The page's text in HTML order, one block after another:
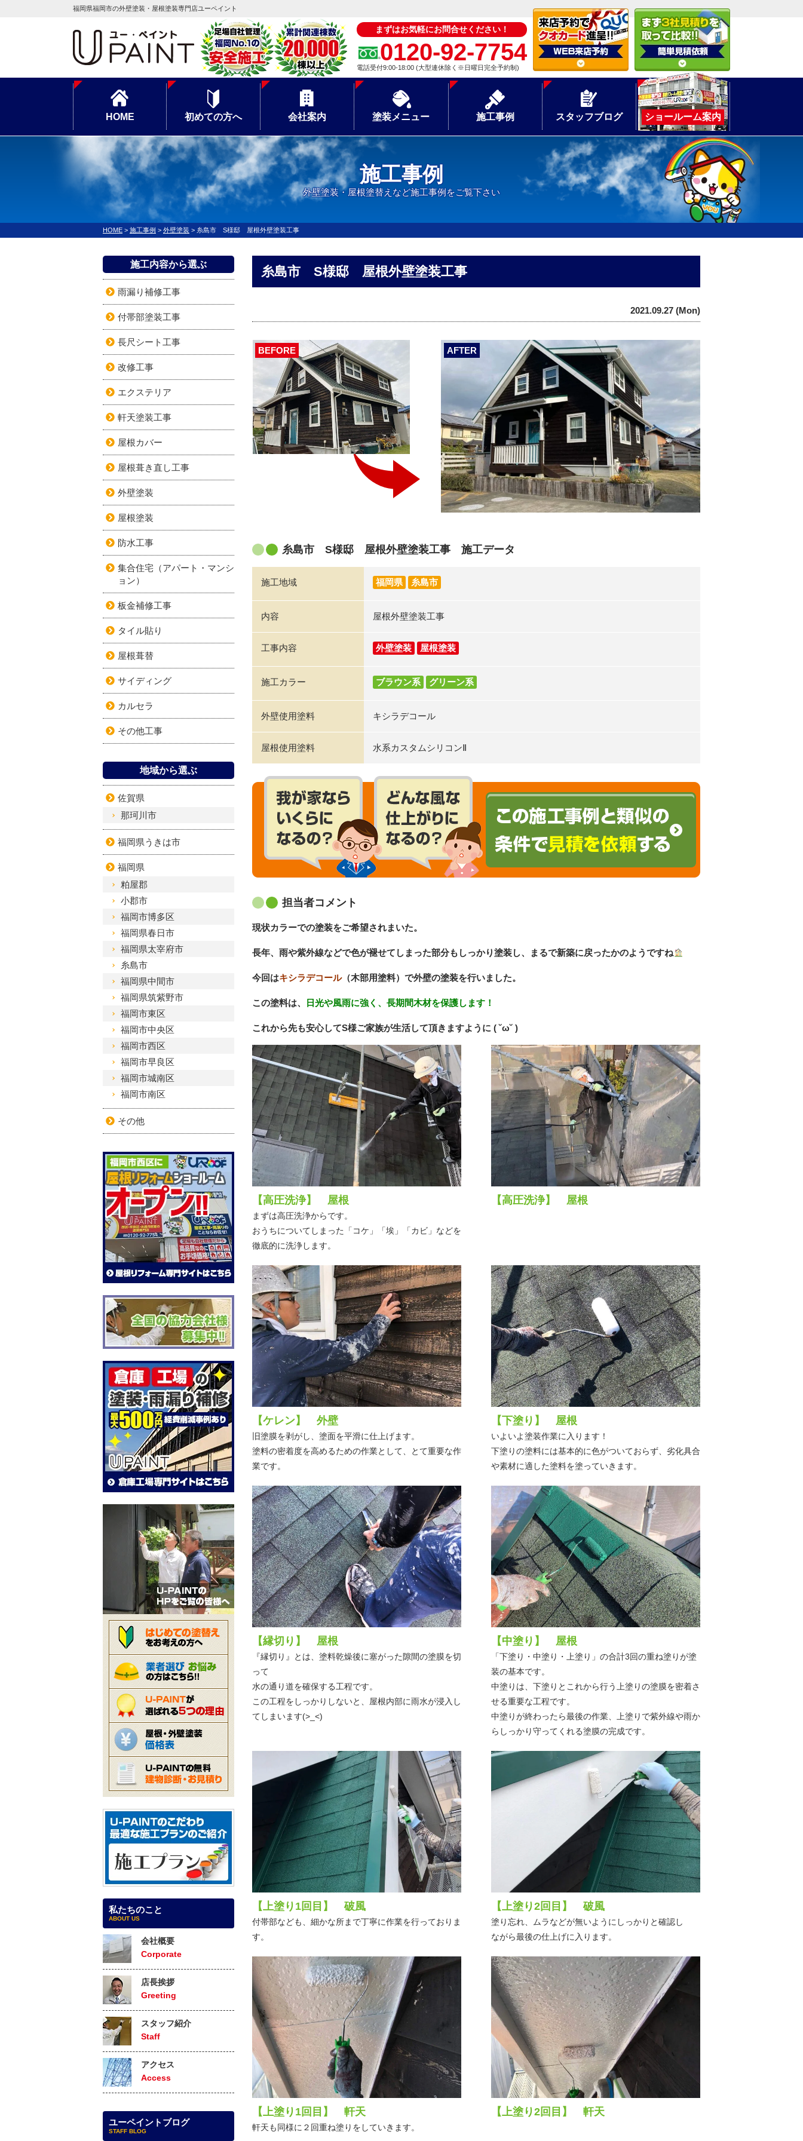
福岡県福岡市の外壁塗装・屋根塗装専門店ユーペイント
まずはお気軽にお問合せください！
0120-92-7754
電話受付9:00-18:00 (大型連休除く※日曜日完全予約制)
HOME 初めての方へ 会社案内 塗装メニュー 施工事例 スタッフブログ ショールーム案内
施工事例
外壁塗装・屋根塗替えなど施工事例をご覧下さい
HOME > 施工事例 > 外壁塗装 > 糸島市 S様邸 屋根外壁塗装工事
糸島市 S様邸 屋根外壁塗装工事
2021.09.27 (Mon)
AFTER
BEFORE
糸島市 S様邸 屋根外壁塗装工事 施工データ
施工地域 福岡県 糸島市
内容 屋根外壁塗装工事
工事内容 外壁塗装 屋根塗装
施工カラー ブラウン系 グリーン系
外壁使用塗料 キシラデコール
屋根使用塗料 水系カスタムシリコンⅡ
担当者コメント
現状カラーでの塗装をご希望されまいた。
長年、雨や紫外線などで色が褪せてしまった部分もしっかり塗装し、まるで新築に戻ったかのようですね
今回はキシラデコール（木部用塗料）で外壁の塗装を行いました。
この塗料は、 日光や風雨に強く、長期間木材を保護します！
これから先も安心してS様ご家族が生活して頂きますように ( ˘ω˘ )
【高圧洗浄】 屋根
まずは高圧洗浄からです。
おうちについてしまった「コケ」「埃」「カビ」などを
徹底的に洗浄します。
【高圧洗浄】 屋根
【ケレン】 外壁
旧塗膜を剥がし、塗面を平滑に仕上げます。
塗料の密着度を高めるための作業として、とて重要な作
業です。
【下塗り】 屋根
いよいよ塗装作業に入ります！
下塗りの塗料には基本的に色がついておらず、劣化具合
や素材に適した塗料を塗っていきます。
【縁切り】 屋根
『縁切り』とは、塗料乾燥後に塞がった隙間の塗膜を切
って
水の通り道を確保する工程です。
この工程をしっかりしないと、屋根内部に雨水が浸入し
てしまいます(>_<)
【中塗り】 屋根
「下塗り・中塗り・上塗り」の合計3回の重ね塗りが塗
装の基本です。
中塗りは、下塗りとこれから行う上塗りの塗膜を密着さ
せる重要な工程です。
中塗りが終わったら最後の作業、上塗りで紫外線や雨か
らしっかり守ってくれる塗膜の完成です。
【上塗り1回目】 破風
付帯部なども、細かな所まで丁寧に作業を行っておりま
す。
【上塗り2回目】 破風
塗り忘れ、ムラなどが無いようにしっかりと確認し
ながら最後の仕上げに入ります。
【上塗り1回目】 軒天
軒天も同様に２回重ね塗りをしていきます。
【上塗り2回目】 軒天
施工内容から選ぶ
雨漏り補修工事
付帯部塗装工事
長尺シート工事
改修工事
エクステリア
軒天塗装工事
屋根カバー
屋根葺き直し工事
外壁塗装
屋根塗装
防水工事
集合住宅（アパート・マンシ
ョン）
板金補修工事
タイル貼り
屋根葺替
サイディング
カルセラ
その他工事
地域から選ぶ
佐賀県
那珂川市
福岡県うきは市
福岡県
粕屋郡
小郡市
福岡市博多区
福岡県春日市
福岡県太宰府市
糸島市
福岡県中間市
福岡県筑紫野市
福岡市東区
福岡市中央区
福岡市西区
福岡市早良区
福岡市城南区
福岡市南区
その他
私たちのこと
ABOUT US
会社概要
Corporate
店長挨拶
Greeting
スタッフ紹介
Staff
アクセス
Access
ユーペイントブログ
STAFF BLOG